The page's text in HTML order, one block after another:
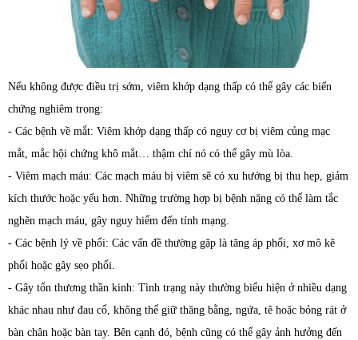
Nếu không được điều trị sớm, viêm khớp dạng thấp có thể gây các biến
chứng nghiêm trọng:
- Các bệnh về mắt: Viêm khớp dạng thấp có nguy cơ bị viêm củng mạc
mắt, mắc hội chứng khô mắt… thậm chí nó có thể gây mù lòa.
- Viêm mạch máu: Các mạch máu bị viêm sẽ có xu hướng bị thu hẹp, giảm
kích thước hoặc yếu hơn. Những trường hợp bị bệnh nặng có thể làm tắc
nghẽn mạch máu, gây nguy hiểm đến tính mạng.
- Các bệnh lý về phổi: Các vấn đề thường gặp là tăng áp phổi, xơ mô kẽ
phổi hoặc gây sẹo phổi.
- Gây tổn thương thần kinh: Tình trạng này thường biểu hiện ở nhiều dạng
khác nhau như đau cổ, không thể giữ thăng bằng, ngứa, tê hoặc bỏng rát ở
bàn chân hoặc bàn tay. Bên cạnh đó, bệnh cũng có thể gây ảnh hưởng đến